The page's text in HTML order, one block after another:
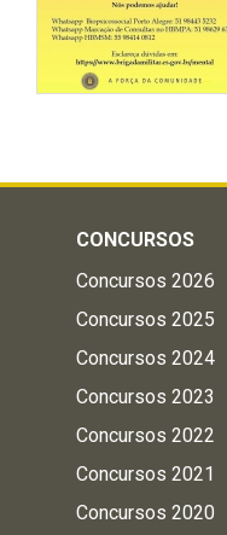
CONCURSOS
Concursos 2026
Concursos 2025
Concursos 2024
Concursos 2023
Concursos 2022
Concursos 2021
Concursos 2020